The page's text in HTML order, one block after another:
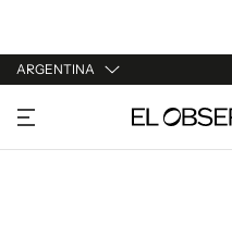
ARGENTINA
URUGUAY
ARGENTINA